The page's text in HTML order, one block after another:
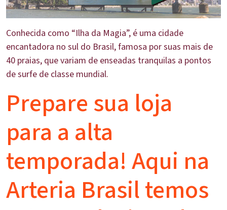
Conhecida como “Ilha da Magia”, é uma cidade
encantadora no sul do Brasil, famosa por suas mais de
40 praias, que variam de enseadas tranquilas a pontos
de surfe de classe mundial.
Prepare sua loja
para a alta
temporada! Aqui na
Arteria Brasil temos